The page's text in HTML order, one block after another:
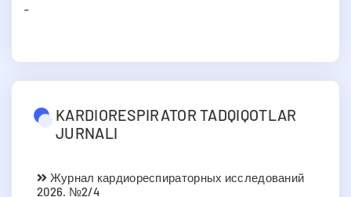
-
KARDIORESPIRATOR TADQIQOTLAR
JURNALI
Журнал кардиореспираторных исследований
2026. №2/4